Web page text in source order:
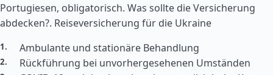
Portugiesen, obligatorisch. Was sollte die Versicherung
abdecken?. Reiseversicherung für die Ukraine
Ambulante und stationäre Behandlung
Rückführung bei unvorhergesehenen Umständen